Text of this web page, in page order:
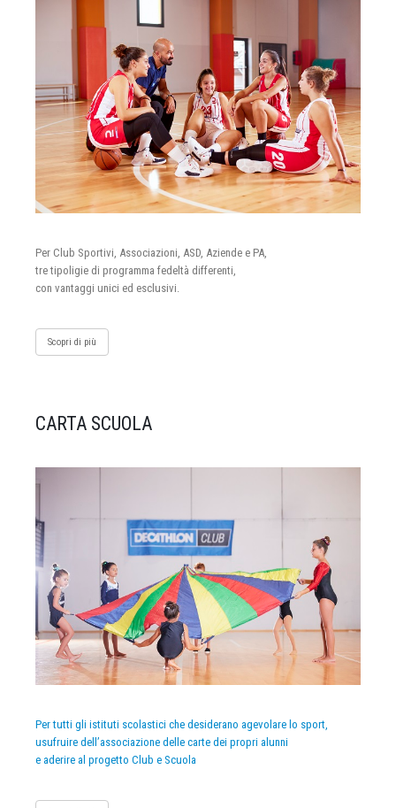
Per Club Sportivi, Associazioni, ASD, Aziende e PA,
tre tipoligie di programma fedeltà differenti,
con vantaggi unici ed esclusivi.
Scopri di più
CARTA SCUOLA
Per tutti gli istituti scolastici che desiderano agevolare lo sport,
usufruire dell’associazione delle carte dei propri alunni
e aderire al progetto Club e Scuola